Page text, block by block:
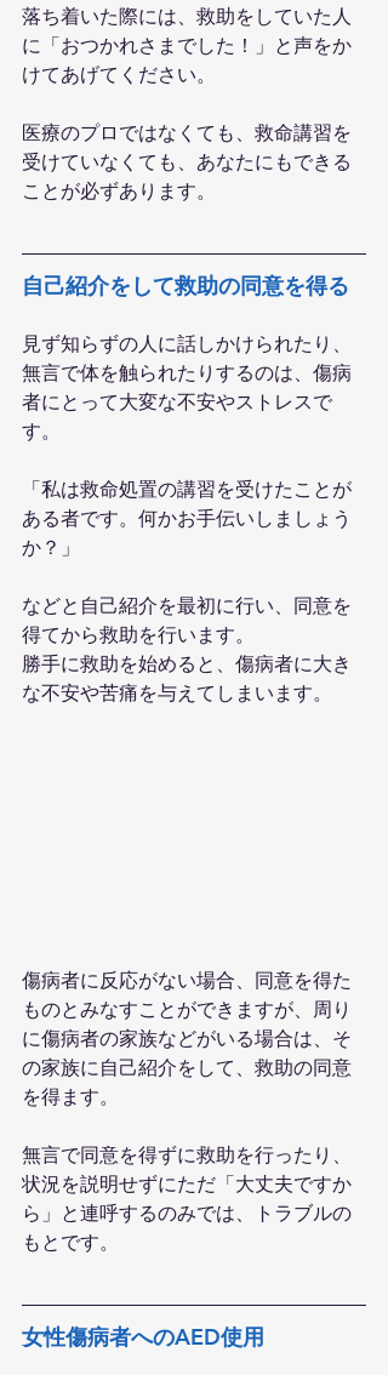
落ち着いた際には、救助をしていた人
に「おつかれさまでした！」と声をか
けてあげてください。
医療のプロではなくても、救命講習を
受けていなくても、あなたにもできる
ことが必ずあります。
自己紹介をして救助の同意を得る
見ず知らずの人に話しかけられたり、
無言で体を触られたりするのは、傷病
者にとって大変な不安やストレスで
す。
「私は救命処置の講習を受けたことが
ある者です。何かお手伝いしましょう
か？」
などと自己紹介を最初に行い、同意を
得てから救助を行います。
勝手に救助を始めると、傷病者に大き
な不安や苦痛を与えてしまいます。
傷病者に反応がない場合、同意を得た
ものとみなすことができますが、周り
に傷病者の家族などがいる場合は、そ
の家族に自己紹介をして、救助の同意
を得ます。
無言で同意を得ずに救助を行ったり、
状況を説明せずにただ「大丈夫ですか
ら」と連呼するのみでは、トラブルの
もとです。
女性傷病者へのAED使用